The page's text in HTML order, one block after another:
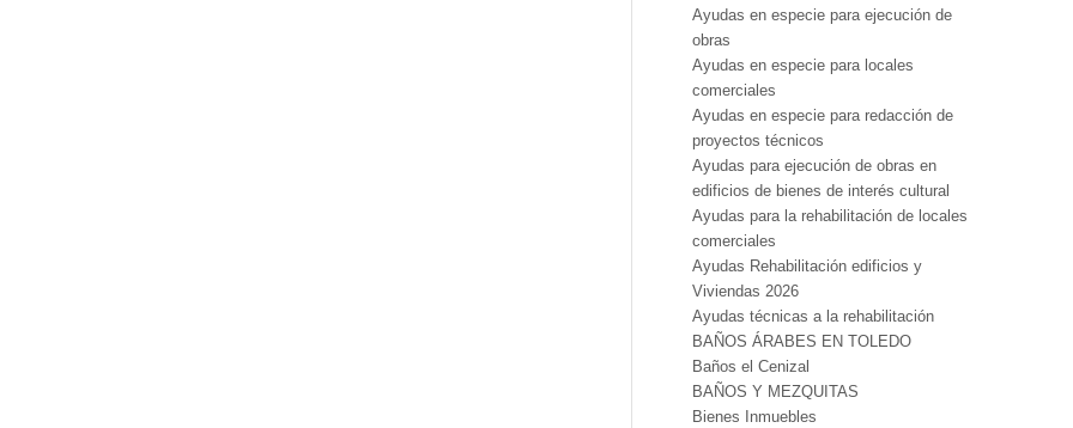
Ayudas en especie para ejecución de
obras
Ayudas en especie para locales
comerciales
Ayudas en especie para redacción de
proyectos técnicos
Ayudas para ejecución de obras en
edificios de bienes de interés cultural
Ayudas para la rehabilitación de locales
comerciales
Ayudas Rehabilitación edificios y
Viviendas 2026
Ayudas técnicas a la rehabilitación
BAÑOS ÁRABES EN TOLEDO
Baños el Cenizal
BAÑOS Y MEZQUITAS
Bienes Inmuebles